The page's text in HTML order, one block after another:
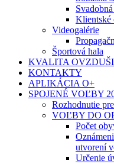
Klientské
Videogalérie
Športová hala
KVALITA
KONTAKTY
APLIKÁCIA O+
SPOJENÉ VOĽBY
Rozhodnutie
VOĽBY DO
Počet
utvorení
Určenie